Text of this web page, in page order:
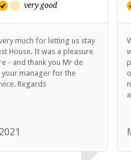
very good
much for letting us stay
House. It was a pleasure
- and thank you Mr de
your manager for the
Regards